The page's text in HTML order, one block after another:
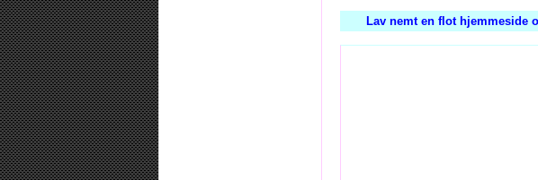
Lav nemt en flot hjemmeside